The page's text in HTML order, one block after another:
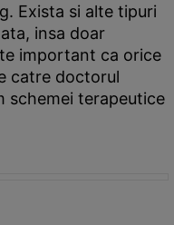
Exista si alte tipuri
insa doar
important ca orice
catre doctorul
schemei terapeutice